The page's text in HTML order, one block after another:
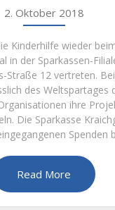
2. Oktober 2018
Kinderhilfe wieder
in der Sparkassen-
Straße 12 vertreten.
des Weltspartages
ihre
Die Sparkasse
Spenden
Read More